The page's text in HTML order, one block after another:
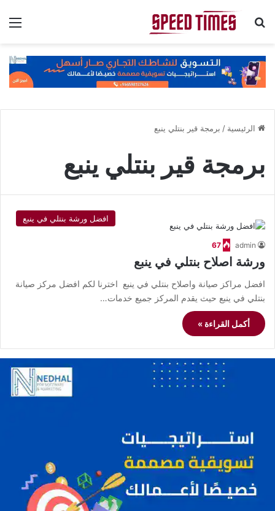
بحث عن
الرئيسية / برمجة قير بنتلي ينبع
برمجة قير بنتلي ينبع
افضل ورشة بنتلي في ينبع
admin
67
ورشة اصلاح بنتلي في ينبع
افضل مراكز صيانة واصلاح بنتلي في ينبع اخترنا لكم افضل مركز صيانة
بنتلي في ينبع حيث يقدم المركز جميع خدمات…
أكمل القراءة »